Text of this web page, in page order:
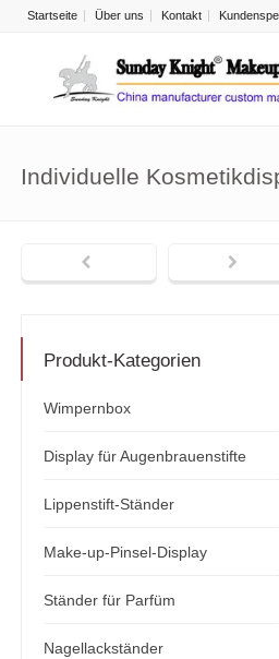
Startseite Über uns Kontakt
Individuelle
Produkt-Kategorien
Wimpernbox
Display für Augenbrauenstifte
Lippenstift-Ständer
Make-up-Pinsel-Display
Ständer für Parfüm
Nagellackständer